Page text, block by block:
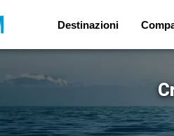
Destinazioni